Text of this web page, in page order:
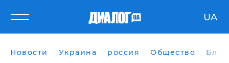
UA
Новости Украина россия Общество